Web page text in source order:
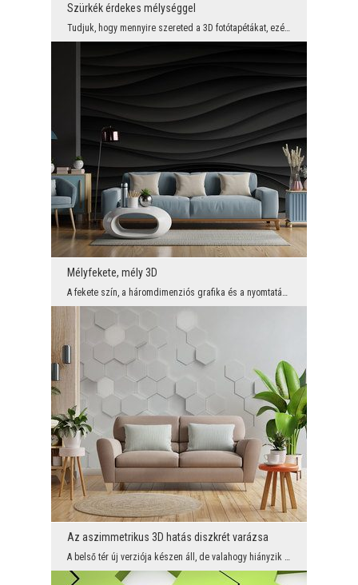
Szürkék érdekes mélységgel
Tudjuk, hogy mennyire szereted a 3D fotótapétákat, ezért kínálatunk ezen a területen folyamatosan...
Mélyfekete, mély 3D
A fekete szín, a háromdimenziós grafika és a nyomtatási minőségünk kombinációja nagy dekoratív er...
Az aszimmetrikus 3D hatás diszkrét varázsa
A belső tér új verziója készen áll, de valahogy hiányzik a kreativitás? Ha kíváncsi, hogyan oszla...